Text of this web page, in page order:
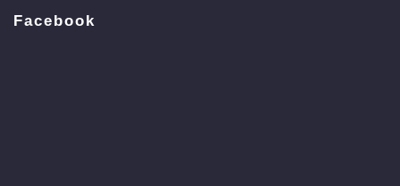
Facebook